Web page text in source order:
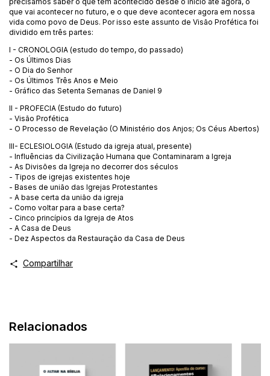
que vai acontecer no futuro, e o que deve acontecer agora em nossa
vida como povo de Deus. Por isso este assunto de Visão Profética foi
dividido em três partes:
I - CRONOLOGIA (estudo do tempo, do passado)
- Os Últimos Dias
- O Dia do Senhor
- Os Últimos Três Anos e Meio
- Gráfico das Setenta Semanas de Daniel 9
II - PROFECIA (Estudo do futuro)
- Visão Profética
- O Processo de Revelação (O Ministério dos Anjos; Os Céus Abertos)
III- ECLESIOLOGIA (Estudo da igreja atual, presente)
- Influências da Civilização Humana que Contaminaram a Igreja
- As Divisões da Igreja no decorrer dos séculos
- Tipos de igrejas existentes hoje
- Bases de união das Igrejas Protestantes
- A base certa da união da igreja
- Como voltar para a base certa?
- Cinco princípios da Igreja de Atos
- A Casa de Deus
- Dez Aspectos da Restauração da Casa de Deus
Compartilhar
Relacionados